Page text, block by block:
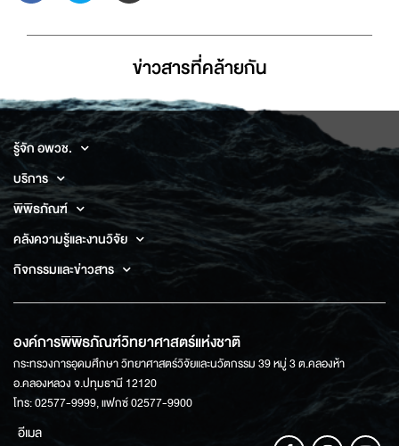
ข่าวสารที่่คล้ายกัน
รู้จัก อพวช.
บริการ
พิพิธภัณฑ์
คลังความรู้และงานวิจัย
กิจกรรมและข่าวสาร
องค์การพิพิธภัณฑ์วิทยาศาสตร์แห่งชาติ
กระทรวงการอุดมศึกษา วิทยาศาสตร์วิจัยและนวัตกรรม 39 หมู่ 3 ต.คลองห้า
อ.คลองหลวง จ.ปทุมธานี 12120
โทร: 02577-9999, แฟกซ์ 02577-9900
อีเมล